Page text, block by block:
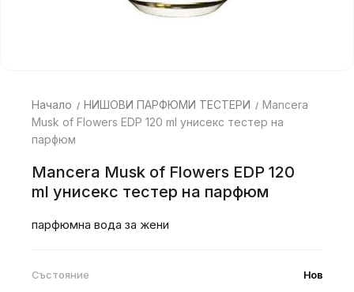
Начало НИШОВИ ПАРФЮМИ ТЕСТЕРИ
Mancera
Musk of Flowers EDP 120 ml унисекс тестер на
парфюм
Mancera Musk of Flowers EDP 120
ml унисекс тестер на парфюм
парфюмна вода за жени
Състояние Нов